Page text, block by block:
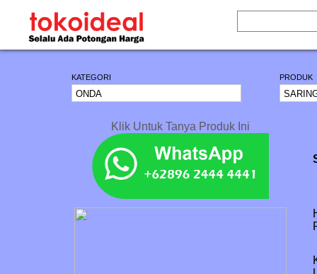
KATEGORI PRODUK
Klik Untuk Tanya Produk Ini